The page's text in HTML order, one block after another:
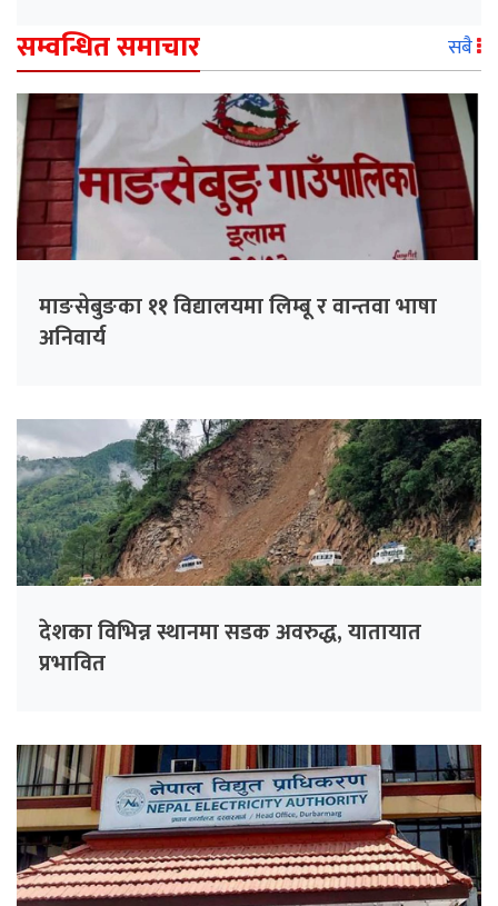
सम्वन्धित समाचार सबै
माङसेबुङका ११ विद्यालयमा लिम्बू र वान्तवा भाषा
अनिवार्य
देशका विभिन्न स्थानमा सडक अवरुद्ध, यातायात
प्रभावित